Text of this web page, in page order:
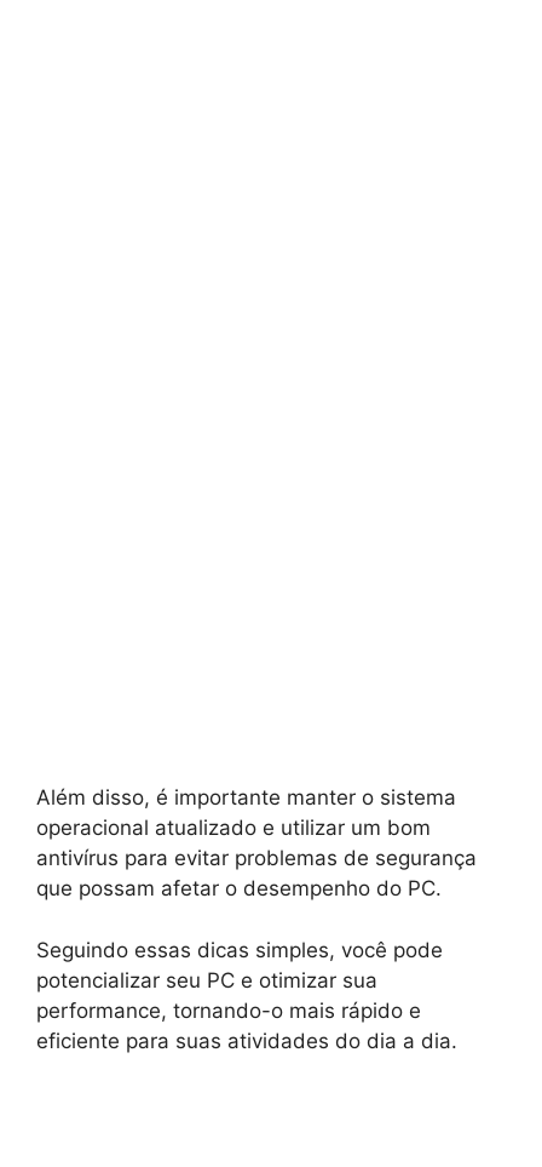
Além disso, é importante manter o sistema
operacional atualizado e utilizar um bom
antivírus para evitar problemas de segurança
que possam afetar o desempenho do PC.
Seguindo essas dicas simples, você pode
potencializar seu PC e otimizar sua
performance, tornando-o mais rápido e
eficiente para suas atividades do dia a dia.